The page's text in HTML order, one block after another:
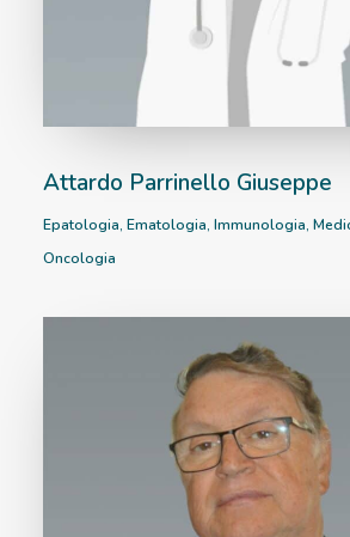
Attardo Parrinello Giuseppe
Epatologia, Ematologia, Immunologia,
Oncologia